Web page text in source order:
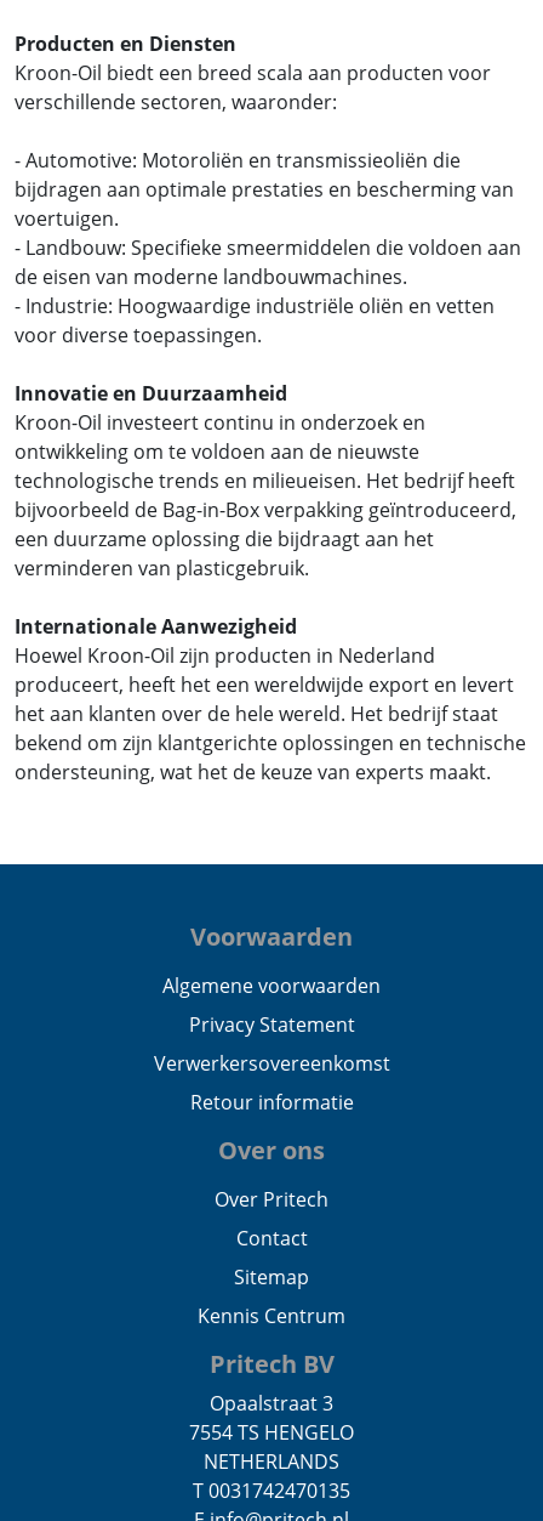
Producten en Diensten
Kroon-Oil biedt een breed scala aan producten voor
verschillende sectoren, waaronder:
- Automotive: Motoroliën en transmissieoliën die
bijdragen aan optimale prestaties en bescherming van
voertuigen.
- Landbouw: Specifieke smeermiddelen die voldoen aan
de eisen van moderne landbouwmachines.
- Industrie: Hoogwaardige industriële oliën en vetten
voor diverse toepassingen.
Innovatie en Duurzaamheid
Kroon-Oil investeert continu in onderzoek en
ontwikkeling om te voldoen aan de nieuwste
technologische trends en milieueisen. Het bedrijf heeft
bijvoorbeeld de Bag-in-Box verpakking geïntroduceerd,
een duurzame oplossing die bijdraagt aan het
verminderen van plasticgebruik.
Internationale Aanwezigheid
Hoewel Kroon-Oil zijn producten in Nederland
produceert, heeft het een wereldwijde export en levert
het aan klanten over de hele wereld. Het bedrijf staat
bekend om zijn klantgerichte oplossingen en technische
ondersteuning, wat het de keuze van experts maakt.
Voorwaarden
Algemene voorwaarden
Privacy Statement
Verwerkersovereenkomst
Retour informatie
Over ons
Over Pritech
Contact
Sitemap
Kennis Centrum
Pritech BV
Opaalstraat 3
7554 TS HENGELO
NETHERLANDS
T 0031742470135